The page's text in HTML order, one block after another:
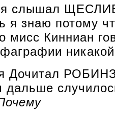
я слышал
я знаю потому
мисс Кинниан
Дочитал
дальше